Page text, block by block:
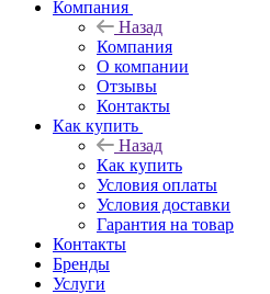
Компания
Назад
Компания
О компании
Отзывы
Контакты
Как купить
Назад
Как купить
Условия оплаты
Условия доставки
Гарантия на товар
Контакты
Бренды
Услуги